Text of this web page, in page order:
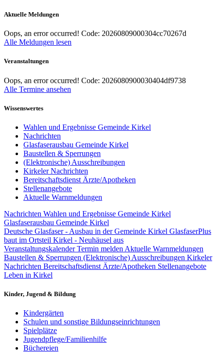
Aktuelle Meldungen
Oops, an error occurred! Code: 20260809000304cc70267d
Alle Meldungen lesen
Veranstaltungen
Oops, an error occurred! Code: 2026080900030404df9738
Alle Termine ansehen
Wissenswertes
Wahlen und Ergebnisse Gemeinde Kirkel
Nachrichten
Glasfaserausbau Gemeinde Kirkel
Baustellen & Sperrungen
(Elektronische) Ausschreibungen
Kirkeler Nachrichten
Bereitschaftsdienst Ärzte/Apotheken
Stellenangebote
Aktuelle Warnmeldungen
Nachrichten Wahlen und Ergebnisse Gemeinde Kirkel
Glasfaserausbau Gemeinde Kirkel
Deutsche Glasfaser - Ausbau in der Gemeinde Kirkel GlasfaserPlus
baut im Ortsteil Kirkel - Neuhäusel aus
VeranstaltungskalenderTermin melden Aktuelle Warnmeldungen
Baustellen & Sperrungen (Elektronische) Ausschreibungen Kirkeler
Nachrichten Bereitschaftsdienst Ärzte/Apotheken Stellenangebote
Leben in Kirkel
Kinder, Jugend & Bildung
Kindergärten
Schulen und sonstige Bildungseinrichtungen
Spielplätze
Jugendpflege/Familienhilfe
Büchereien